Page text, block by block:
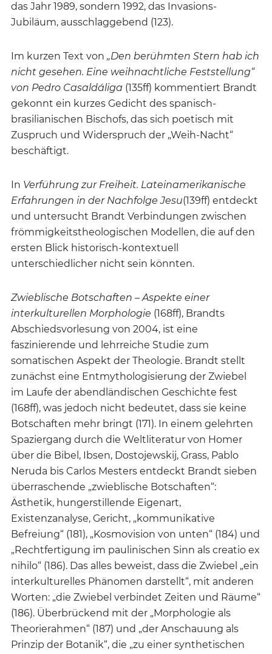
das Jahr 1989, sondern 1992, das Invasions-
Jubiläum, ausschlaggebend (123).
Im kurzen Text von „Den berühmten Stern hab ich
nicht gesehen. Eine weihnachtliche Feststellung“
von Pedro Casaldáliga (135ff) kommentiert Brandt
gekonnt ein kurzes Gedicht des spanisch-
brasilianischen Bischofs, das sich poetisch mit
Zuspruch und Widerspruch der „Weih-Nacht“
beschäftigt.
In Verführung zur Freiheit. Lateinamerikanische
Erfahrungen in der Nachfolge Jesu(139ff) entdeckt
und untersucht Brandt Verbindungen zwischen
frömmigkeitstheologischen Modellen, die auf den
ersten Blick historisch-kontextuell
unterschiedlicher nicht sein könnten.
Zwieblische Botschaften – Aspekte einer
interkulturellen Morphologie (168ff), Brandts
Abschiedsvorlesung von 2004, ist eine
faszinierende und lehrreiche Studie zum
somatischen Aspekt der Theologie. Brandt stellt
zunächst eine Entmythologisierung der Zwiebel
im Laufe der abendländischen Geschichte fest
(168ff), was jedoch nicht bedeutet, dass sie keine
Botschaften mehr bringt (171). In einem gelehrten
Spaziergang durch die Weltliteratur von Homer
über die Bibel, Ibsen, Dostojewskij, Grass, Pablo
Neruda bis Carlos Mesters entdeckt Brandt sieben
überraschende „zwieblische Botschaften“:
Ästhetik, hungerstillende Eigenart,
Existenzanalyse, Gericht, „kommunikative
Befreiung“ (181), „Kosmovision von unten“ (184) und
„Rechtfertigung im paulinischen Sinn als creatio ex
nihilo“ (186). Das alles beweist, dass die Zwiebel „ein
interkulturelles Phänomen darstellt“, mit anderen
Worten: „die Zwiebel verbindet Zeiten und Räume“
(186). Überbrückend mit der „Morphologie als
Theorierahmen“ (187) und „der Anschauung als
Prinzip der Botanik“, die „zu einer synthetischen